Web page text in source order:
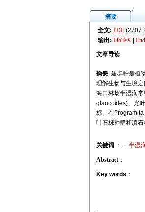
摘要
全文: PDF(2707
输出: BibTeX|
文章导读
摘要 建群种是植
理解生物与生境
海口林场半湿润
glaucoides)、光
标。在
叶石栎种群和滇石
关键词 ： , 半湿
Abstract：
Key words ：